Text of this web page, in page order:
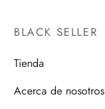
BLACK SELLER
Tienda
Acerca de nosotros